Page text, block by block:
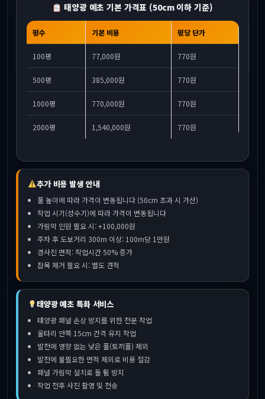
태양광 예초 기본 가격표 (50cm 이하 기준)
평수 기본 비용 평당 단가
100평 77,000원 770원
500평 385,000원 770원
1000평 770,000원 770원
2000평 1,540,000원 770원
추가 비용 발생 안내
풀 높이에 따라 가격이 변동됩니다 (50cm 초과 시 가산)
작업 시기(성수기)에 따라 가격이 변동됩니다
가림막 인원 필요 시: +100,000원
주차 후 도보거리 300m 이상: 100m당 1만원
경사진 면적: 작업시간 50% 증가
잡목 제거 필요 시: 별도 견적
태양광 예초 특화 서비스
태양광 패널 손상 방지를 위한 전문 작업
울타리 안쪽 15cm 간격 유지 작업
발전에 영향 없는 낮은 풀(토끼풀) 제외
발전에 불필요한 면적 제외로 비용 절감
패널 가림막 설치로 돌 튐 방지
작업 전후 사진 촬영 및 전송